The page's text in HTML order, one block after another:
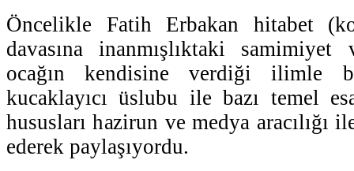
Öncelikle Fatih Erbakan hitabet
davasına inanmışlıktaki
ocağın kendisine verdiği ilimle
kucaklayıcı üslubu ile bazı temel
hususları hazirun ve medya aracılığı
ederek paylaşıyordu.